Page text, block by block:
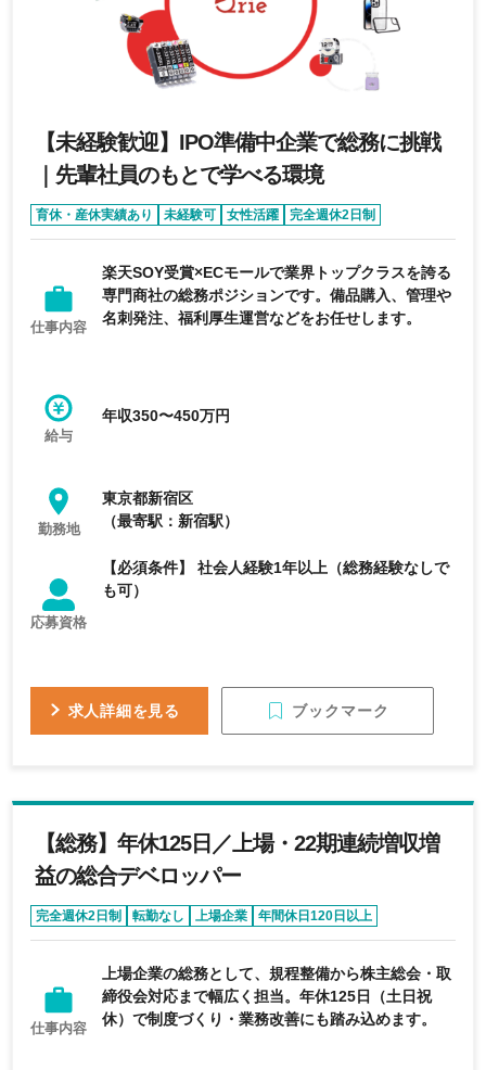
【未経験歓迎】IPO準備中企業で総務に挑戦
｜先輩社員のもとで学べる環境
育休・産休実績あり 未経験可 女性活躍
完全週休2日制
年間休日120日以上
仕事内容
楽天SOY受賞×ECモールで業界トップクラスを誇る
専門商社の総務ポジションです。備品購入、管理や
名刺発注、福利厚生運営などをお任せします。
給与
年収350〜450万円
勤務地
東京都新宿区
（最寄駅：新宿駅）
応募資格
【必須条件】 社会人経験1年以上（総務経験なしで
も可）
求人詳細を見る ブックマーク
【総務】年休125日／上場・22期連続増収増
益の総合デベロッパー
完全週休2日制 転勤なし 上場企業
年間休日120日以上
育休・産休実績あり
仕事内容
上場企業の総務として、規程整備から株主総会・取
締役会対応まで幅広く担当。年休125日（土日祝
休）で制度づくり・業務改善にも踏み込めます。